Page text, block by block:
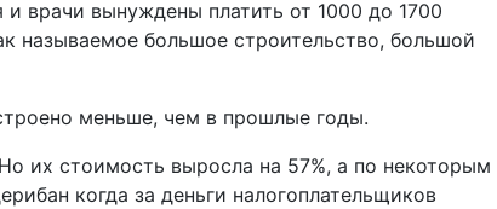
врачи вынуждены платить от 1000 до 1700
называемое большое строительство, большой
меньше, чем в прошлые годы.
их стоимость выросла на 57%, а по некоторым
когда за деньги налогоплательщиков